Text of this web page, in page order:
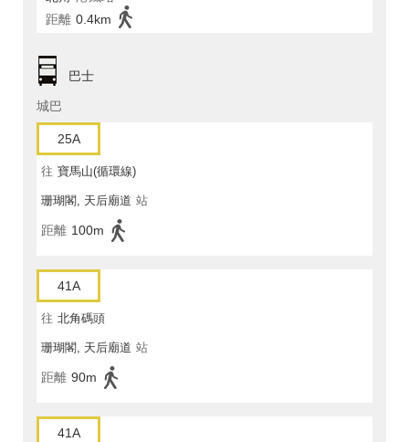
距離 0.4km
巴士
城巴
25A
往 寶馬山(循環線)
珊瑚閣, 天后廟道 站
距離 100m
41A
往 北角碼頭
珊瑚閣, 天后廟道 站
距離 90m
41A